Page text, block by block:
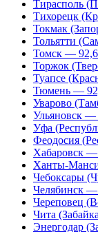
Тирасполь
Тихорецк
Токмак
Тольятти
Томск —
Торжок
Туапсе
Тюмень —
Уварово
Ульяновск —
Уфа
Феодосия
Хабаровск
Ханты-
Чебоксары
Челябинск
Череповец
Чита
Энергодар